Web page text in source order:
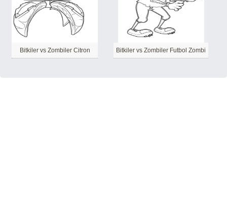
Bitkiler vs Zombiler Citron Bitkiler vs Zombiler Futbol Zombi